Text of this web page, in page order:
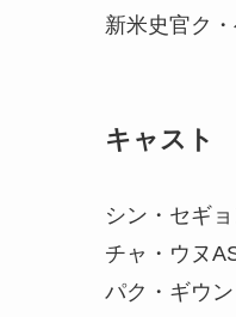
新米史官ク・
キャスト
シン・セギ
チャ・ウヌ
パク・ギウン